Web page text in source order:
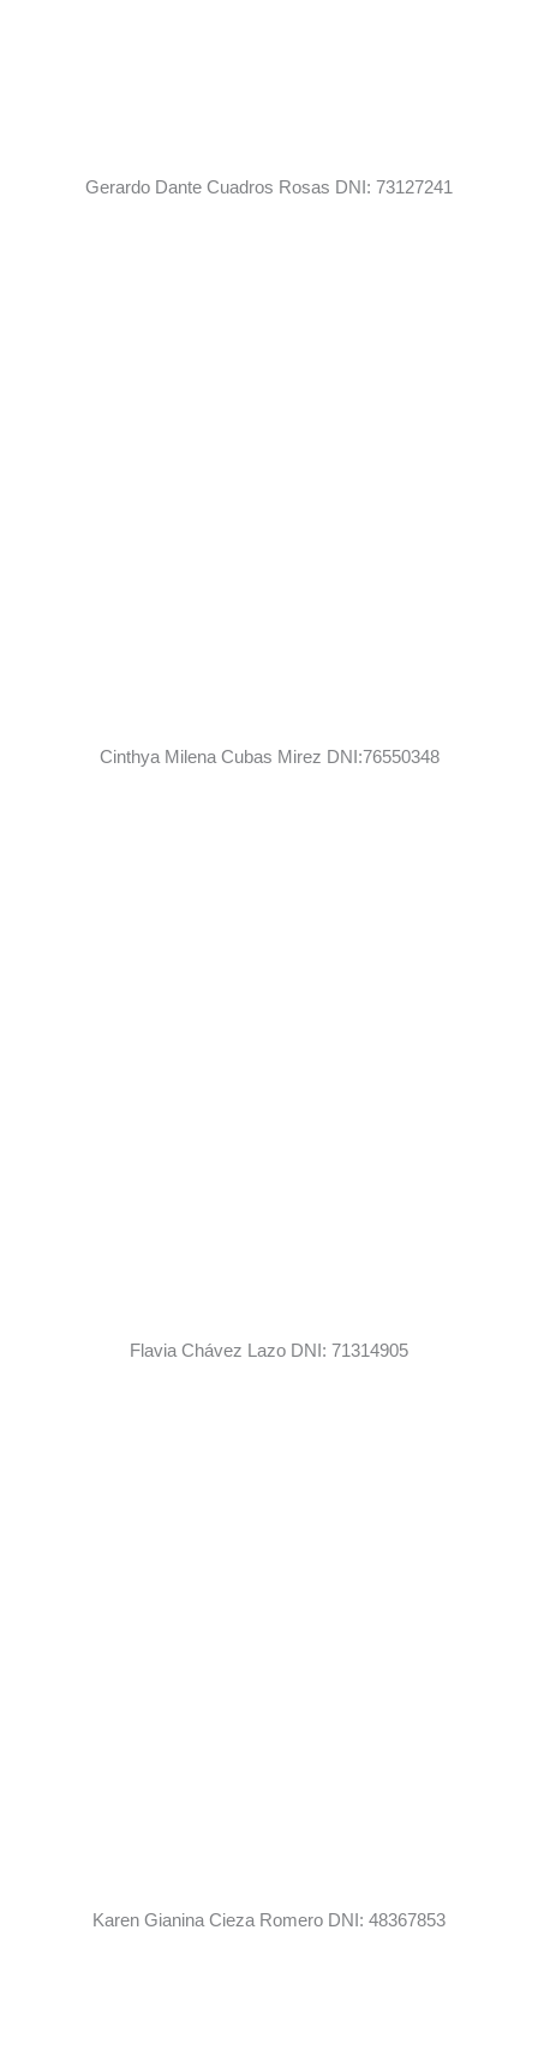
Gerardo Dante Cuadros Rosas DNI: 73127241
Cinthya Milena Cubas Mirez DNI:76550348
Flavia Chávez Lazo DNI: 71314905
Karen Gianina Cieza Romero DNI: 48367853